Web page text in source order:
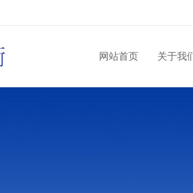
网站首页 关于我